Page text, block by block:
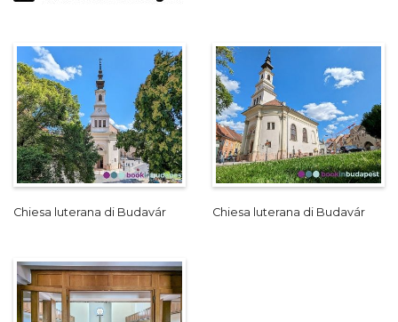
Chiesa luterana di Budavár Chiesa luterana di Budavár